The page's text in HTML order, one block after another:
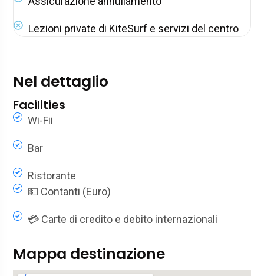
Lezioni private di KiteSurf e servizi del centro
Nel dettaglio
Facilities
Wi-Fii
Bar
Ristorante
💵 Contanti (Euro)
💳 Carte di credito e debito internazionali
Mappa destinazione